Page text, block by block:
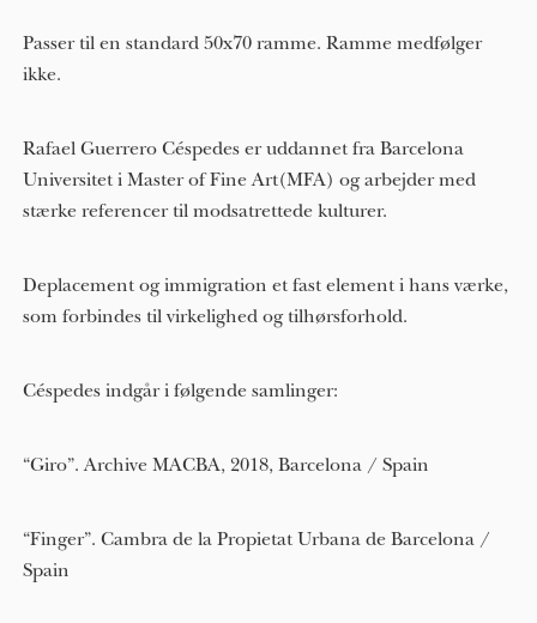
Passer til en standard 50x70 ramme. Ramme medfølger
ikke.
Rafael Guerrero Céspedes er uddannet fra Barcelona
Universitet i Master of Fine Art(MFA) og arbejder med
stærke referencer til modsatrettede kulturer.
Deplacement og immigration et fast element i hans værke,
som forbindes til virkelighed og tilhørsforhold.
Céspedes indgår i følgende samlinger:
“Giro”. Archive MACBA, 2018, Barcelona / Spain
“Finger”. Cambra de la Propietat Urbana de Barcelona /
Spain